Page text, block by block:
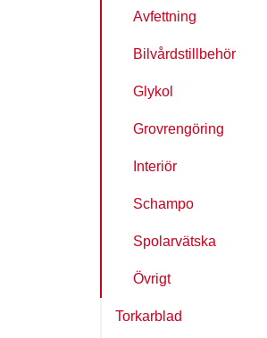
Avfettning
Bilvårdstillbehör
Glykol
Grovrengöring
Interiör
Schampo
Spolarvätska
Övrigt
Torkarblad